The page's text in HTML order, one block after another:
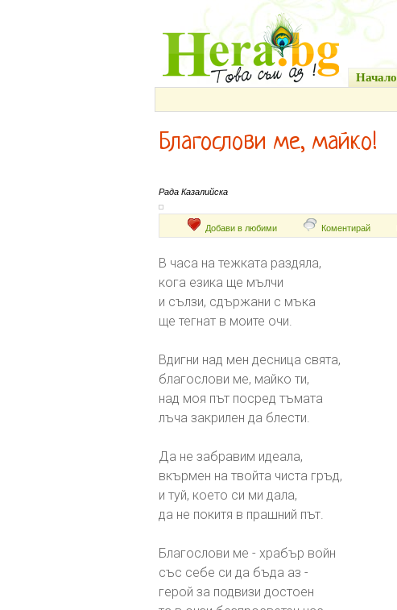
Начало
Благослови ме, майко!
Рада Казалийска
Добави в любими Коментирай
В часа на тежката раздяла,
кога езика ще мълчи
и сълзи, сдържани с мъка
ще тегнат в моите очи.
Вдигни над мен десница свята,
благослови ме, майко ти,
над моя път посред тъмата
лъча закрилен да блести.
Да не забравим идеала,
вкърмен на твойта чиста гръд,
и туй, което си ми дала,
да не покитя в прашний път.
Благослови ме - храбър войн
със себе си да бъда аз -
герой за подвизи достоен